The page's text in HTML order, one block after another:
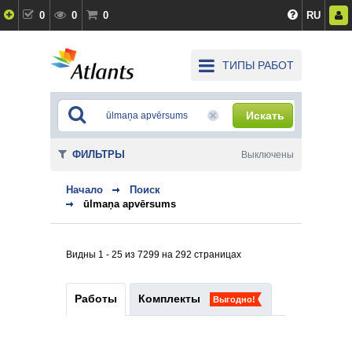
0 0 0 RU
ТИПЫ РАБОТ
Искать
Начало
Поиск
ūlmaņa apvērsums
Видны 1 - 25 из 7299 на 292 страницах
Работы Комплекты Выгодно!
ФИЛЬТРЫ Выключены